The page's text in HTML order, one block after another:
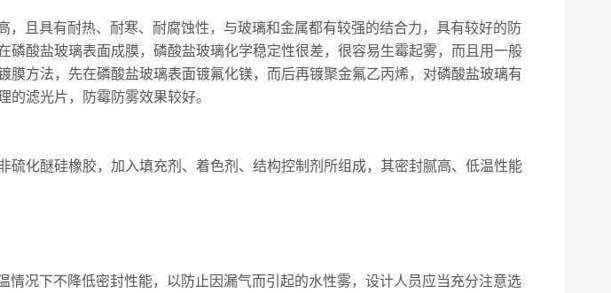
且具有耐热、耐寒、耐腐蚀性，与玻璃和金属都有较强的结合力，具有较好的防
酸盐玻璃表面成膜，磷酸盐玻璃化学稳定性很差，很容易生霉起雾，而且用一般
方法，先在磷酸盐玻璃表面镀氟化镁，而后再镀聚金氟乙丙烯，对磷酸盐玻璃有
的滤光片，防霉防雾效果较好。
化醚硅橡胶，加入填充剂、着色剂、结构控制剂所组成，其密封腻高、低温性能
况下不降低密封性能，以防止因漏气而引起的水性雾，设计人员应当充分注意选